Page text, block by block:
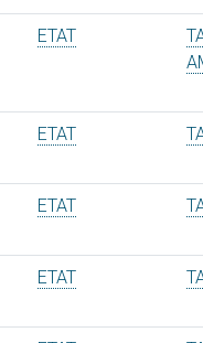
ETAT
ETAT
ETAT
ETAT